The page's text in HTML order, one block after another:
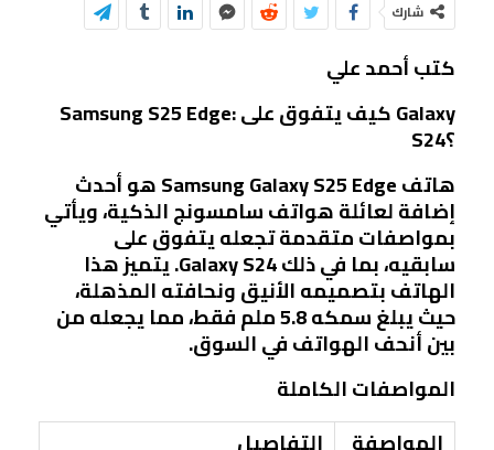
شارك
كتب أحمد علي
Samsung S25 Edge: كيف يتفوق على Galaxy
S24؟
هاتف Samsung Galaxy S25 Edge هو أحدث
إضافة لعائلة هواتف سامسونج الذكية، ويأتي
بمواصفات متقدمة تجعله يتفوق على
سابقيه، بما في ذلك Galaxy S24. يتميز هذا
الهاتف بتصميمه الأنيق ونحافته المذهلة،
حيث يبلغ سمكه 5.8 ملم فقط، مما يجعله من
بين أنحف الهواتف في السوق.
المواصفات الكاملة
المواصفة
التفاصيل